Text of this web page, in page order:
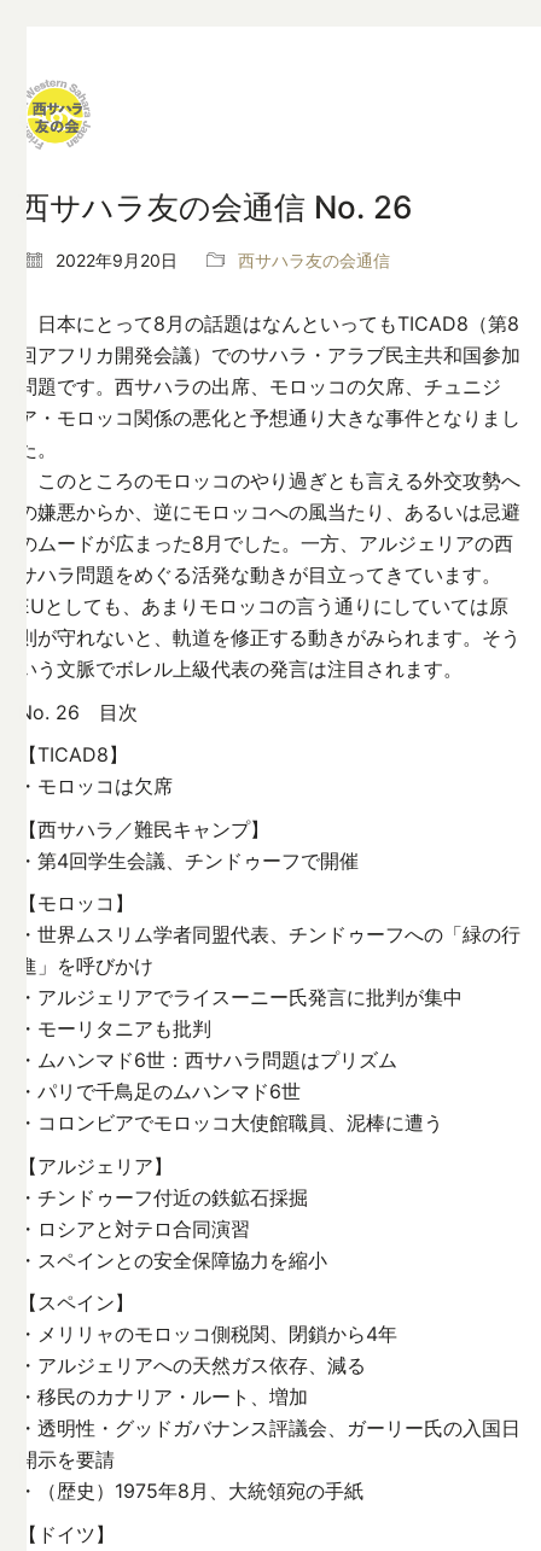
西サハラ友の会通信 No. 26
2022年9月20日 西サハラ友の会通信
日本にとって8月の話題はなんといってもTICAD8（第8
回アフリカ開発会議）でのサハラ・アラブ民主共和国参加
問題です。西サハラの出席、モロッコの欠席、チュニジ
ア・モロッコ関係の悪化と予想通り大きな事件となりまし
た。
このところのモロッコのやり過ぎとも言える外交攻勢へ
の嫌悪からか、逆にモロッコへの風当たり、あるいは忌避
のムードが広まった8月でした。一方、アルジェリアの西
サハラ問題をめぐる活発な動きが目立ってきています。
EUとしても、あまりモロッコの言う通りにしていては原
則が守れないと、軌道を修正する動きがみられます。そう
いう文脈でボレル上級代表の発言は注目されます。
No. 26 目次
【TICAD8】
・モロッコは欠席
【西サハラ／難民キャンプ】
・第4回学生会議、チンドゥーフで開催
【モロッコ】
・世界ムスリム学者同盟代表、チンドゥーフへの「緑の行
進」を呼びかけ
・アルジェリアでライスーニー氏発言に批判が集中
・モーリタニアも批判
・ムハンマド6世：西サハラ問題はプリズム
・パリで千鳥足のムハンマド6世
・コロンビアでモロッコ大使館職員、泥棒に遭う
【アルジェリア】
・チンドゥーフ付近の鉄鉱石採掘
・ロシアと対テロ合同演習
・スペインとの安全保障協力を縮小
【スペイン】
・メリリャのモロッコ側税関、閉鎖から4年
・アルジェリアへの天然ガス依存、減る
・移民のカナリア・ルート、増加
・透明性・グッドガバナンス評議会、ガーリー氏の入国日
開示を要請
・（歴史）1975年8月、大統領宛の手紙
【ドイツ】